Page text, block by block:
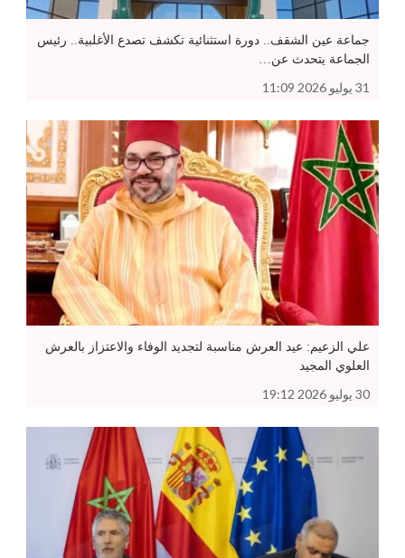
جماعة عين الشقف.. دورة استثنائية تكشف تصدع الأغلبية.. رئيس
الجماعة يتحدث عن…
31 يوليو 2026 11:09
علي الزعيم: عيد العرش مناسبة لتجديد الوفاء والاعتزاز بالعرش
العلوي المجيد
30 يوليو 2026 19:12